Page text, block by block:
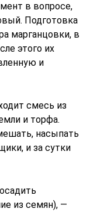
в вопросе,
Подготовка
марганцовки, в
этого их
и
смесь из
и торфа.
насыпать
и за сутки
из семян), —